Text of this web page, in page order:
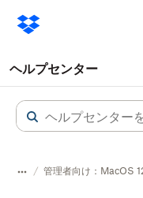
ヘルプセンター
管理者向け：MacOS